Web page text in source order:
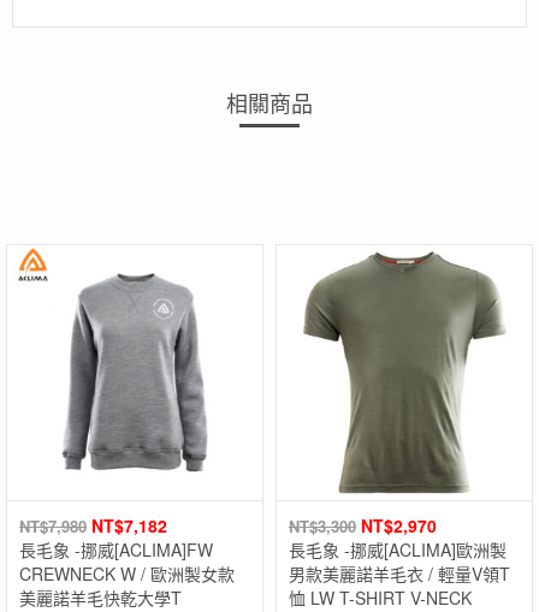
相關商品
NT$7,980 NT$7,182
長毛象 -挪威[ACLIMA]FW
CREWNECK W / 歐洲製女款
美麗諾羊毛快乾大學T
NT$3,300 NT$2,970
長毛象 -挪威[ACLIMA]歐洲製
男款美麗諾羊毛衣 / 輕量V領T
恤 LW T-SHIRT V-NECK